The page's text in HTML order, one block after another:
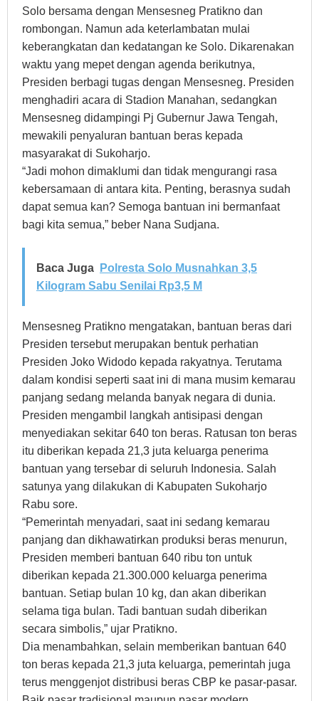
Solo bersama dengan Mensesneg Pratikno dan
rombongan. Namun ada keterlambatan mulai
keberangkatan dan kedatangan ke Solo. Dikarenakan
waktu yang mepet dengan agenda berikutnya,
Presiden berbagi tugas dengan Mensesneg. Presiden
menghadiri acara di Stadion Manahan, sedangkan
Mensesneg didampingi Pj Gubernur Jawa Tengah,
mewakili penyaluran bantuan beras kepada
masyarakat di Sukoharjo.
“Jadi mohon dimaklumi dan tidak mengurangi rasa
kebersamaan di antara kita. Penting, berasnya sudah
dapat semua kan? Semoga bantuan ini bermanfaat
bagi kita semua,” beber Nana Sudjana.
Baca Juga
Polresta Solo Musnahkan 3,5
Kilogram Sabu Senilai Rp3,5 M
Mensesneg Pratikno mengatakan, bantuan beras dari
Presiden tersebut merupakan bentuk perhatian
Presiden Joko Widodo kepada rakyatnya. Terutama
dalam kondisi seperti saat ini di mana musim kemarau
panjang sedang melanda banyak negara di dunia.
Presiden mengambil langkah antisipasi dengan
menyediakan sekitar 640 ton beras. Ratusan ton beras
itu diberikan kepada 21,3 juta keluarga penerima
bantuan yang tersebar di seluruh Indonesia. Salah
satunya yang dilakukan di Kabupaten Sukoharjo
Rabu sore.
“Pemerintah menyadari, saat ini sedang kemarau
panjang dan dikhawatirkan produksi beras menurun,
Presiden memberi bantuan 640 ribu ton untuk
diberikan kepada 21.300.000 keluarga penerima
bantuan. Setiap bulan 10 kg, dan akan diberikan
selama tiga bulan. Tadi bantuan sudah diberikan
secara simbolis,” ujar Pratikno.
Dia menambahkan, selain memberikan bantuan 640
ton beras kepada 21,3 juta keluarga, pemerintah juga
terus menggenjot distribusi beras CBP ke pasar-pasar.